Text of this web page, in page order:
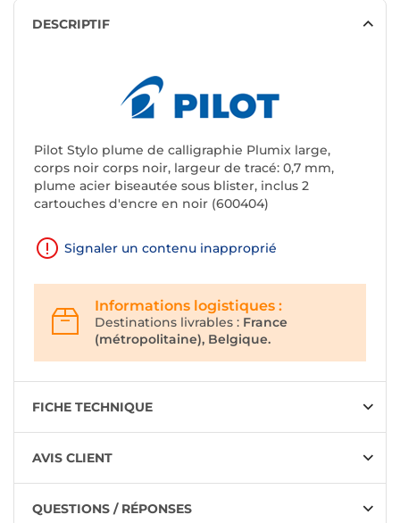
DESCRIPTIF
Pilot Stylo plume de calligraphie Plumix large,
corps noir corps noir, largeur de tracé: 0,7 mm,
plume acier biseautée sous blister, inclus 2
cartouches d'encre en noir (600404)
Signaler un contenu inapproprié
Informations logistiques :
Destinations livrables : France
(métropolitaine), Belgique.
FICHE TECHNIQUE
AVIS CLIENT
QUESTIONS / RÉPONSES